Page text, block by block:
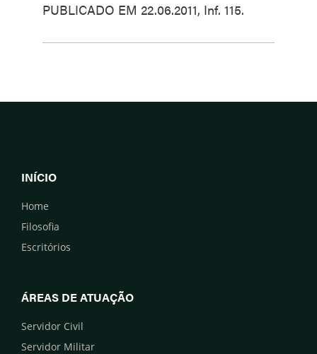
PUBLICADO EM 22.06.2011, Inf. 115.
INÍCIO
Home
Filosofia
Escritórios
ÁREAS DE ATUAÇÃO
Servidor Civil
Servidor Militar